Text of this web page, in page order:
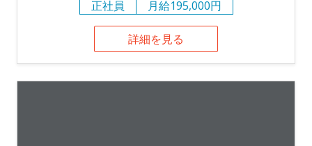
正社員
月給195,000円
詳細を見る